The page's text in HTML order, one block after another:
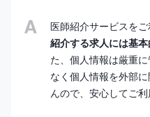
医師紹介サービスをご
紹介する求人には基本
た、個人情報は厳重
なく個人情報を外部
んので、安心してご利